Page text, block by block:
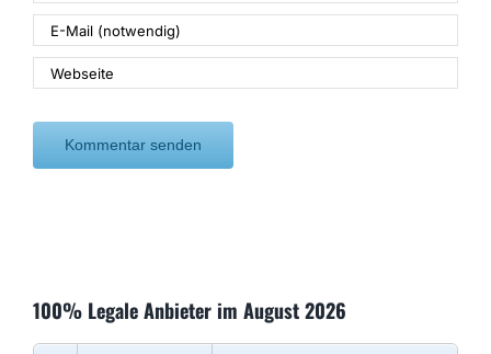
100% Legale Anbieter im August 2026